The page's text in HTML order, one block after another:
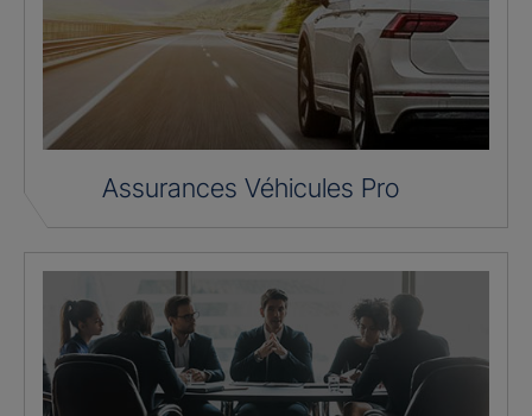
Assurances Véhicules Pro